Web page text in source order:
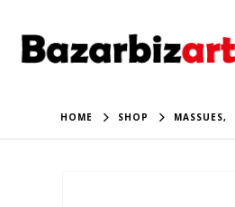
HOME SHOP MASSUES,